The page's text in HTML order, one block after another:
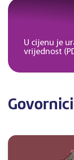
U cijenu je
vrijednost
Govornici